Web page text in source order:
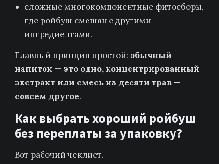
сложные многокомпонентные фитосборы,
где ройбуш смешан с другими
ингредиентами.
Главный принцип простой: обычный
напиток — это одно, концентрированный
экстракт или смесь из десяти трав —
совсем другое.
Как выбрать хороший ройбуш
без переплаты за упаковку?
Вот рабочий чеклист.